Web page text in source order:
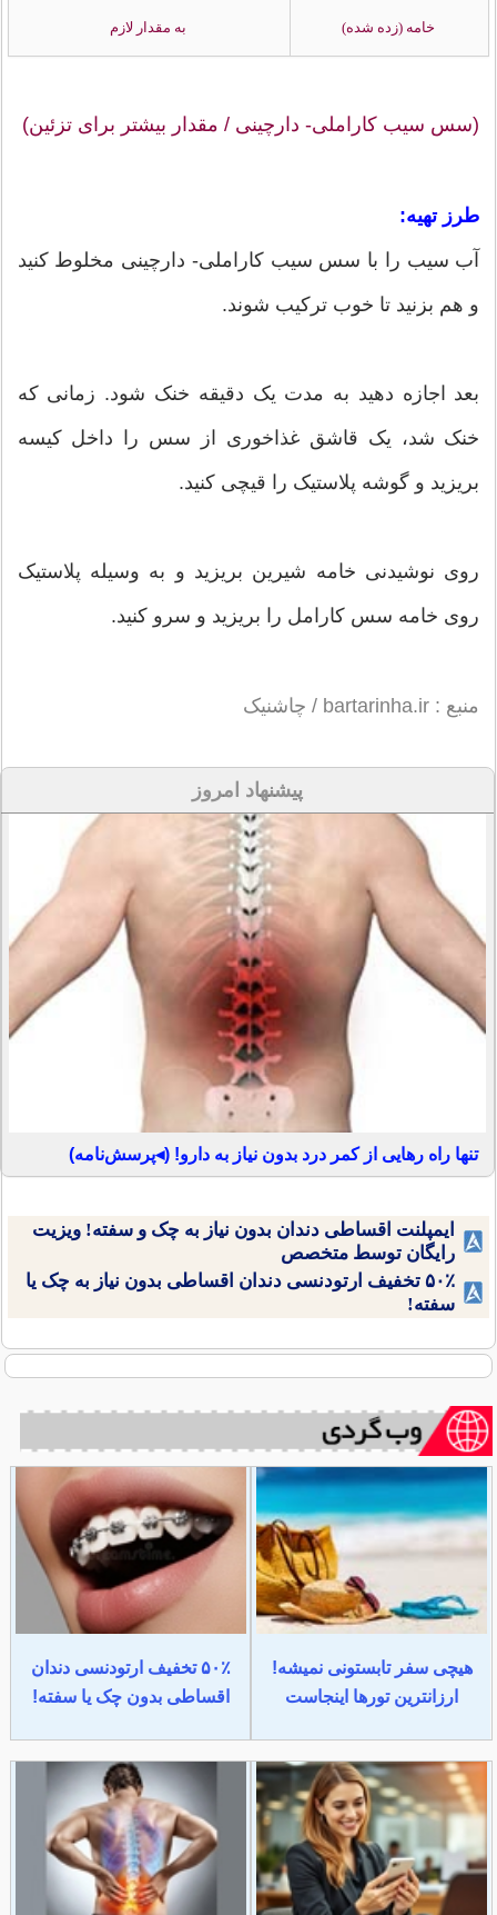
خامه (زده شده) به مقدار لازم
(سس سیب کاراملی- دارچینی / مقدار بیشتر برای تزئین)
طرز تهیه:
آب سیب را با سس سیب کاراملی- دارچینی مخلوط کنید
و هم بزنید تا خوب ترکیب شوند.
بعد اجازه دهید به مدت یک دقیقه خنک شود. زمانی که
خنک شد، یک قاشق غذاخوری از سس را داخل کیسه
بریزید و گوشه پلاستیک را قیچی کنید.
روی نوشیدنی خامه شیرین بریزید و به وسیله پلاستیک
روی خامه سس کارامل را بریزید و سرو کنید.
منبع : bartarinha.ir / چاشنیک
پیشنهاد امروز
تنها راه رهایی از کمر درد بدون نیاز به دارو! (◂پرسش‌نامه)
ایمپلنت اقساطی دندان بدون نیاز به چک و سفته! ویزیت
رایگان توسط متخصص
۵۰٪ تخفیف ارتودنسی دندان اقساطی بدون نیاز به چک یا
سفته!
هیچی سفر تابستونی نمیشه!
ارزانترین تورها اینجاست
۵۰٪ تخفیف ارتودنسی دندان
اقساطی بدون چک یا سفته!